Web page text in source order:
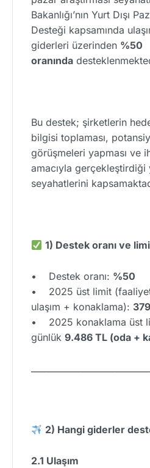
Bakanlığı’nın Yurt Dışı
Desteği kapsamında
giderleri üzerinden %50
oranında
Bu destek; şirketlerin
bilgisi toplaması,
görüşmeleri yapması ve
amacıyla gerçekleştirdiği
seyahatlerini
1) Destek oranı ve
• Destek oranı: %50
• 2025 üst limit (faaliyet
ulaşım + konaklama):
• 2025 konaklama üst
günlük 9.486 TL (oda +
2) Hangi giderler
2.1 Ulaşım